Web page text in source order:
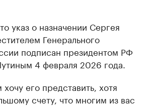
указ о назначении Сергея
Генерального
подписан президентом РФ
4 февраля 2026 года.
его представить, хотя
счету, что многим из вас